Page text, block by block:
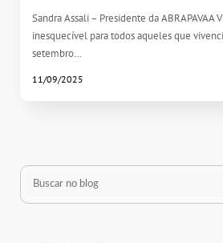
Sandra Assali – Presidente da ABRAPAVAA
inesquecível para todos aqueles que
setembro…
11/09/2025